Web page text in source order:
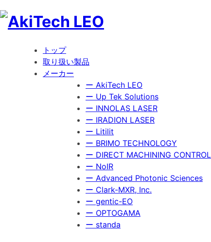
Skip
トップ
取り扱い製品
メーカー
ー AkiTech LEO
ー Up Tek Solutions
ー INNOLAS LASER
ー IRADION LASER
ー Litilit
ー BRIMO TECHNOLOGY
ー DIRECT MACHINING CONTROL
ー NoIR
ー Advanced Photonic Sciences
ー Clark-MXR, Inc.
ー gentic-EO
ー OPTOGAMA
ー standa